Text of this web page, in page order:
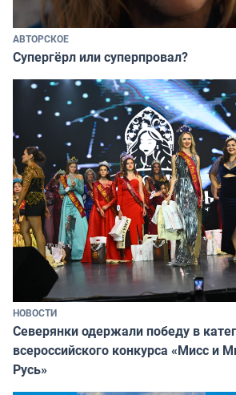
АВТОРСКОЕ
Супергёрл или суперпровал?
НОВОСТИ
Северянки одержали победу в
всероссийского конкурса «Мисс и
Русь»